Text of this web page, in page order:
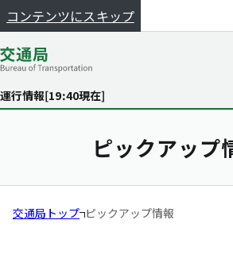
コンテンツにスキップ
運行情報[19:40現在]
ピックアップ
交通局トップ ピックアップ情報